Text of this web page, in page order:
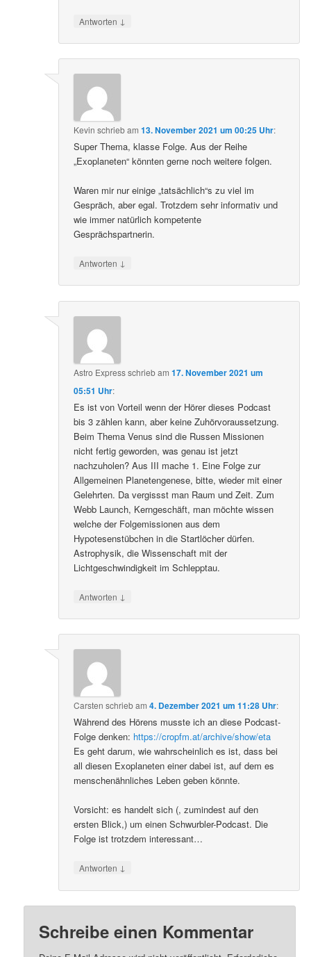
Antworten ↓
Kevin schriebam13. November 2021 um 00:25 Uhr:
Super Thema, klasse Folge. Aus der Reihe
„Exoplaneten“ könnten gerne noch weitere folgen.
Waren mir nur einige „tatsächlich“s zu viel im
Gespräch, aber egal. Trotzdem sehr informativ und
wie immer natürlich kompetente
Gesprächspartnerin.
Antworten ↓
Astro Expressschriebam17. November 2021 um
05:51 Uhr:
Es ist von Vorteil wenn der Hörer dieses Podcast
bis 3 zählen kann, aber keine Zuhörvoraussetzung.
Beim Thema Venus sind die Russen Missionen
nicht fertig geworden, was genau ist jetzt
nachzuholen? Aus III mache 1. Eine Folge zur
Allgemeinen Planetengenese, bitte, wieder mit einer
Gelehrten. Da vergissst man Raum und Zeit. Zum
Webb Launch, Kerngeschäft, man möchte wissen
welche der Folgemissionen aus dem
Hypotesenstübchen in die Startlöcher dürfen.
Astrophysik, die Wissenschaft mit der
Lichtgeschwindigkeit im Schlepptau.
Antworten ↓
Carsten schriebam4. Dezember 2021 um 11:28 Uhr:
Während des Hörens musste ich an diese Podcast-
Folge denken: https://cropfm.at/archive/show/eta
Es geht darum, wie wahrscheinlich es ist, dass bei
all diesen Exoplaneten einer dabei ist, auf dem es
menschenähnliches Leben geben könnte.
Vorsicht: es handelt sich (, zumindest auf den
ersten Blick,) um einen Schwurbler-Podcast. Die
Folge ist trotzdem interessant…
Antworten ↓
Schreibe einen Kommentar